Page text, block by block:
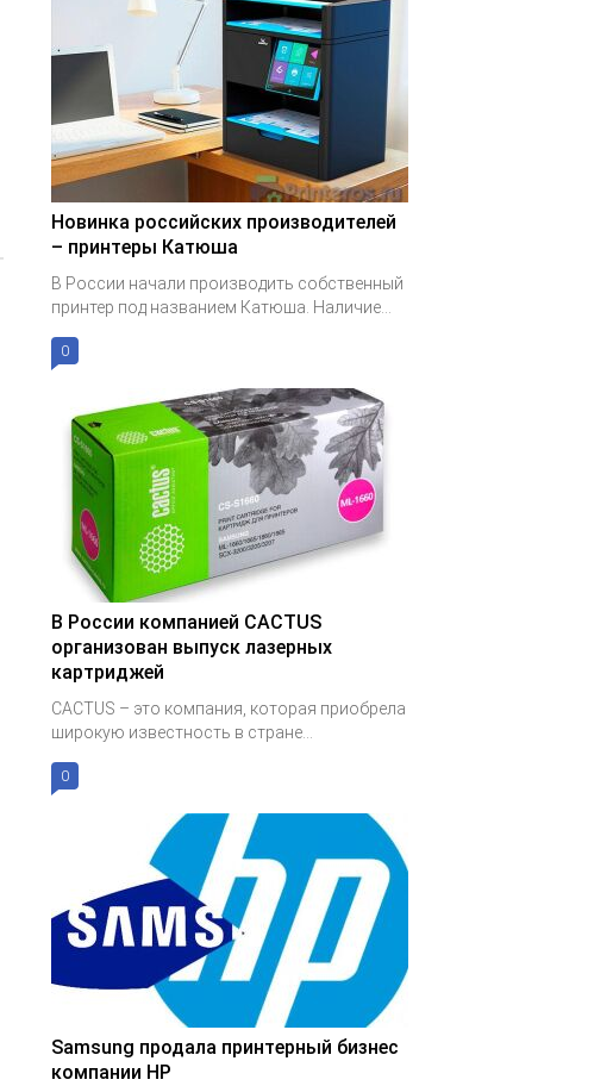
Новинка российских производителей
– принтеры Катюша
В России начали производить собственный
принтер под названием Катюша. Наличие...
0
В России компанией CACTUS
организован выпуск лазерных
картриджей
CACTUS – это компания, которая приобрела
широкую известность в стране...
0
Samsung продала принтерный бизнес
компании HP